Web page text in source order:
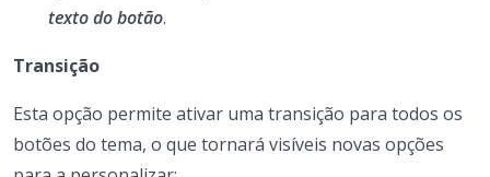
texto do botão.
Transição
Esta opção permite ativar uma transição para todos os
botões do tema, o que tornará visíveis novas opções